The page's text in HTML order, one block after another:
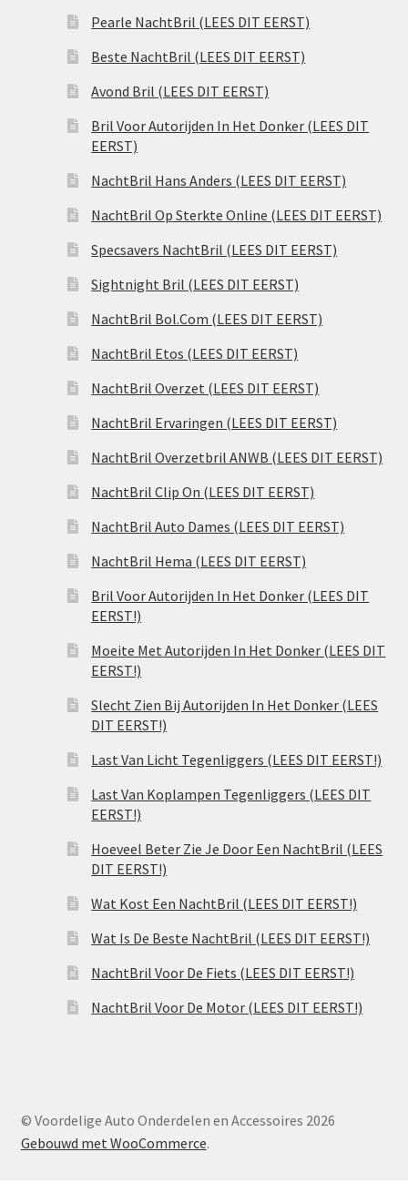
Pearle NachtBril (LEES DIT EERST)
Beste NachtBril (LEES DIT EERST)
Avond Bril (LEES DIT EERST)
Bril Voor Autorijden In Het Donker (LEES DIT
EERST)
NachtBril Hans Anders (LEES DIT EERST)
NachtBril Op Sterkte Online (LEES DIT EERST)
Specsavers NachtBril (LEES DIT EERST)
Sightnight Bril (LEES DIT EERST)
NachtBril Bol.Com (LEES DIT EERST)
NachtBril Etos (LEES DIT EERST)
NachtBril Overzet (LEES DIT EERST)
NachtBril Ervaringen (LEES DIT EERST)
NachtBril Overzetbril ANWB (LEES DIT EERST)
NachtBril Clip On (LEES DIT EERST)
NachtBril Auto Dames (LEES DIT EERST)
NachtBril Hema (LEES DIT EERST)
Bril Voor Autorijden In Het Donker (LEES DIT
EERST!)
Moeite Met Autorijden In Het Donker (LEES DIT
EERST!)
Slecht Zien Bij Autorijden In Het Donker (LEES
DIT EERST!)
Last Van Licht Tegenliggers (LEES DIT EERST!)
Last Van Koplampen Tegenliggers (LEES DIT
EERST!)
Hoeveel Beter Zie Je Door Een NachtBril (LEES
DIT EERST!)
Wat Kost Een NachtBril (LEES DIT EERST!)
Wat Is De Beste NachtBril (LEES DIT EERST!)
NachtBril Voor De Fiets (LEES DIT EERST!)
NachtBril Voor De Motor (LEES DIT EERST!)
© Voordelige Auto Onderdelen en Accessoires 2026
Gebouwd met WooCommerce.